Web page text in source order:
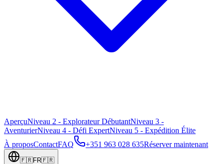
AperçuNiveau 2 - Explorateur DébutantNiveau 3 -
AventurierNiveau 4 - Défi ExpertNiveau 5 - Expédition Élite
À proposContactFAQ +351 963 028 635Réserver maintenant
🇫🇷FR🇫🇷